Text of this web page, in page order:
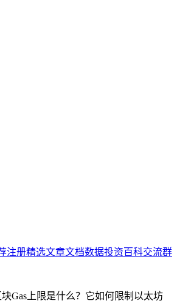
注册精选文章文档数据投资百科交流群
Gas上限是什么？它如何限制以太坊